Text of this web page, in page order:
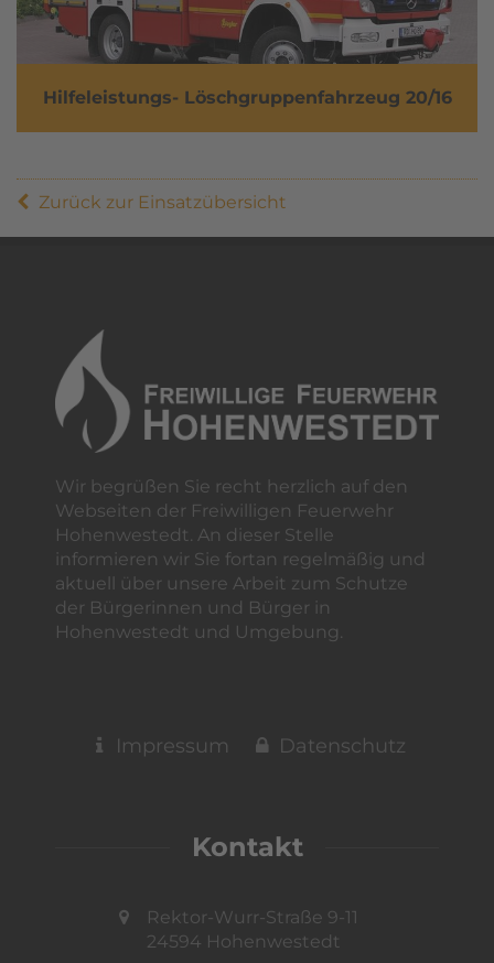
Hilfeleistungs- Löschgruppenfahrzeug 20/16
Zurück zur Einsatzübersicht
Wir begrüßen Sie recht herzlich auf den
Webseiten der Freiwilligen Feuerwehr
Hohenwestedt. An dieser Stelle
informieren wir Sie fortan regelmäßig und
aktuell über unsere Arbeit zum Schutze
der Bürgerinnen und Bürger in
Hohenwestedt und Umgebung.
Impressum Datenschutz
Kontakt
Rektor-Wurr-Straße 9-11
24594 Hohenwestedt